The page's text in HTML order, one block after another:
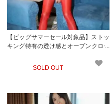
【ビッグサマーセール対象品】ストッ
キング特有の透け感とオープンクロッ
ディストッキング(STOCKING) レッド
SOLD OUT